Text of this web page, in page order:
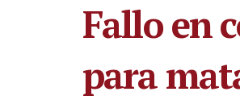
Fallo en
para